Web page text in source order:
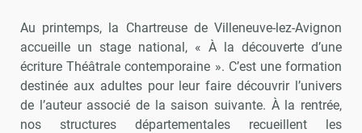
Au printemps, la Chartreuse de Villeneuve-lez-Avignon
accueille un stage national, « À la découverte d’une
écriture Théâtrale contemporaine ». C’est une formation
destinée aux adultes pour leur faire découvrir l’univers
de l’auteur associé de la saison suivante. À la rentrée,
nos structures départementales recueillent les